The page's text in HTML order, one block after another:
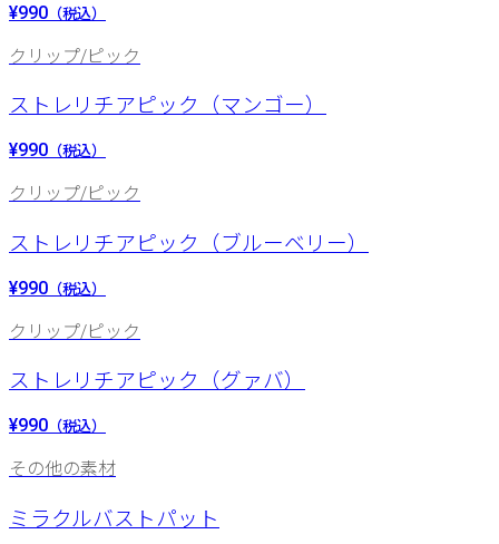
¥990 （税込）
クリップ/ピック
ストレリチアピック（マンゴー）
¥990 （税込）
クリップ/ピック
ストレリチアピック（ブルーベリー）
¥990 （税込）
クリップ/ピック
ストレリチアピック（グァバ）
¥990 （税込）
その他の素材
ミラクルバストパット